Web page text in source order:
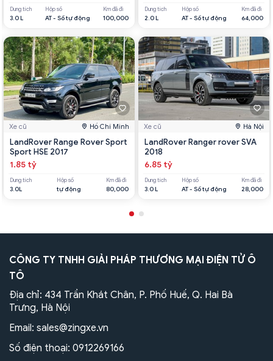
Dung tích
3.0 L
Hộp số
AT - Số tự động
Km đã đi
100,000
Xe cũ Hồ Chí Minh
LandRover Range Rover Sport
Sport HSE 2017
1.85 tỷ
Dung tích
3.0L
Hộp số
tự động
Km đã đi
80,000
Dung tích
2.0 L
Hộp số
AT - Số tự động
Km đã đi
64,000
Xe cũ Hà Nội
LandRover Ranger rover SVA
2018
6.85 tỷ
Dung tích
3.0 L
Hộp số
AT - Số tự động
Km đã đi
28,000
CÔNG TY TNHH GIẢI PHÁP THƯƠNG MẠI ĐIỆN TỬ Ô
TÔ
Địa chỉ: 434 Trần Khát Chân, P. Phố Huế, Q. Hai Bà
Trưng, Hà Nội
Email: sales@zingxe.vn
Số điện thoại: 0912269166